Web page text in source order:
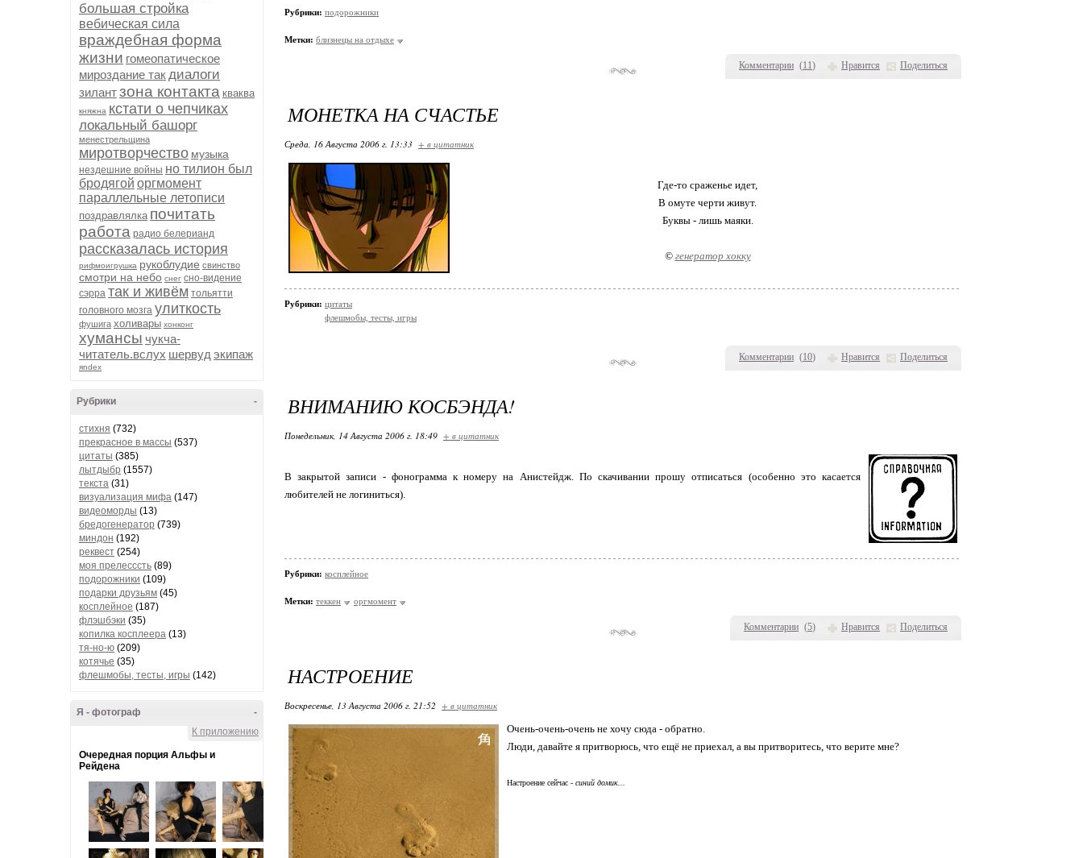
большая стройка
вебическая сила
враждебная форма
жизни гомеопатическое
мироздание такдиалоги
зилантзона контакта кваква
княжна кстати о чепчиках
локальный башорг
менестрельщина
миротворчество музыка
нездешние войны но тилион был
бродягой оргмомент
параллельные летописи
поздравлялка почитать
работа радио белерианд
рассказалась история
рифмоигрушка рукоблудие свинство
смотри на небо снег сно-видение
сэрра так и живём тольятти
головного мозга улиткость
фушига холивары хонконг
хумансы чукча-
читатель.вслух шервуд экипаж
яndex
-
Рубрики
стихня (732)
прекрасное в массы (537)
цитаты (385)
лытдыбр (1557)
текста (31)
визуализация мифа (147)
видеоморды (13)
бредогенератор (739)
миндон (192)
реквест (254)
моя прелесссть (89)
подорожники (109)
подарки друзьям (45)
косплейное (187)
флэшбэки (35)
копилка косплеера (13)
тя-но-ю (209)
котячье (35)
флешмобы, тесты, игры (142)
-
Я - фотограф
К приложению
Очередная порция Альфы и
Рейдена
Комментарии (11) Нравится Поделиться
Рубрики: подорожники
Метки: близнецы на отдыхе
Комментарии (10) Нравится Поделиться
МОНЕТКА НА СЧАСТЬЕ
Среда, 16 Августа 2006 г. 13:33 + в цитатник
Где-то сраженье идет,
В омуте черти живут.
Буквы - лишь маяки.
© генератор хокку
Рубрики: цитаты
флешмобы, тесты, игры
Комментарии (5) Нравится Поделиться
ВНИМАНИЮ КОСБЭНДА!
Понедельник, 14 Августа 2006 г. 18:49 + в цитатник
В закрытой записи - фонограмма к номеру на Анистейдж. По скачивании прошу отписаться (особенно это касается
любителей не логиниться).
Рубрики: косплейное
Метки: теккен оргмомент
НАСТРОЕНИЕ
Воскресенье, 13 Августа 2006 г. 21:52 + в цитатник
Очень-очень-очень не хочу сюда - обратно.
Люди, давайте я притворюсь, что ещё не приехал, а вы притворитесь, что верите мне?
Настроение сейчас - синий домик...